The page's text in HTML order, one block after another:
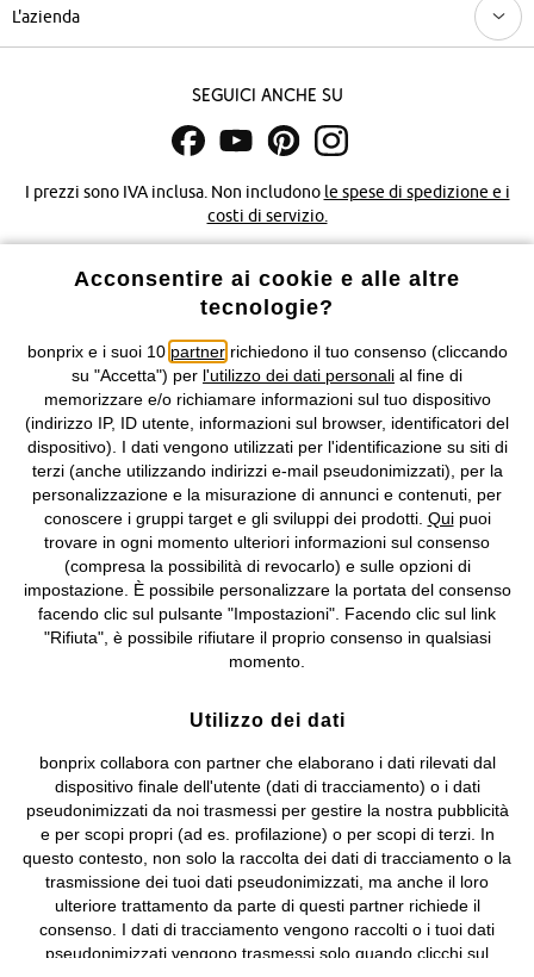
L'azienda
Seguici anche su
I prezzi sono IVA inclusa. Non includono le spese di spedizione e i
costi di servizio.
Condizioni di vendita Accessibilità
Informazioni legali Diritto di recesso
© 2026 bonprix.Tutti i diritti riservati.
bonprix S.r.l. con socio unico, sede legale: via Adua 33 - 13855
Valdengo (BI) C.F. 01510910027 - P.I. 01939830020, Reg. Imprese di
Biella n. 01510910027, R.E.A. BI - 171345, N. Reg. Pile:
IT09060P00000858, N. Reg. AEE: IT08020000002105 Capitale
Sociale: euro 1.000.000 i.v, Società soggetta all'attività di direzione
e coordinamento di bonprix Beteiligungs -Verwaltungsgesellschaft
mbH.
Acconsentire ai cookie e alle altre
tecnologie?
bonprix e i suoi 10 partnerrichiedono il tuo consenso (cliccando
su "Accetta") per l'utilizzo dei dati personali al fine di
memorizzare e/o richiamare informazioni sul tuo dispositivo
(indirizzo IP, ID utente, informazioni sul browser, identificatori del
dispositivo). I dati vengono utilizzati per l'identificazione su siti di
terzi (anche utilizzando indirizzi e-mail pseudonimizzati), per la
personalizzazione e la misurazione di annunci e contenuti, per
conoscere i gruppi target e gli sviluppi dei prodotti. Quipuoi
trovare in ogni momento ulteriori informazioni sul consenso
(compresa la possibilità di revocarlo) e sulle opzioni di
impostazione. È possibile personalizzare la portata del consenso
facendo clic sul pulsante "Impostazioni". Facendo clic sul link
"Rifiuta", è possibile rifiutare il proprio consenso in qualsiasi
momento.
Utilizzo dei dati
bonprix collabora con partner che elaborano i dati rilevati dal
dispositivo finale dell'utente (dati di tracciamento) o i dati
pseudonimizzati da noi trasmessi per gestire la nostra pubblicità
e per scopi propri (ad es. profilazione) o per scopi di terzi. In
questo contesto, non solo la raccolta dei dati di tracciamento o la
trasmissione dei tuoi dati pseudonimizzati, ma anche il loro
ulteriore trattamento da parte di questi partner richiede il
consenso. I dati di tracciamento vengono raccolti o i tuoi dati
pseudonimizzati vengono trasmessi solo quando clicchi sul